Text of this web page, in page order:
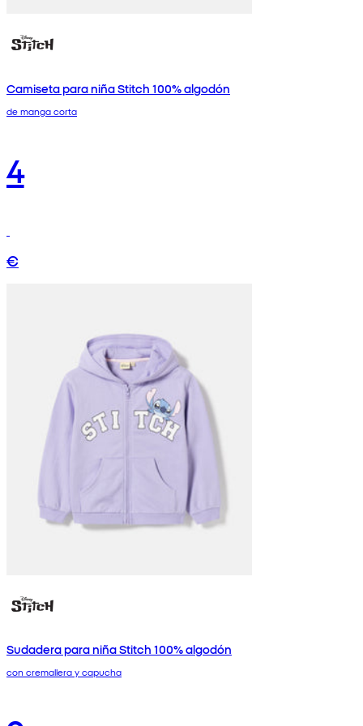
Camiseta para niña Stitch 100% algodón
de manga corta
4
€
Sudadera para niña Stitch 100% algodón
con cremallera y capucha